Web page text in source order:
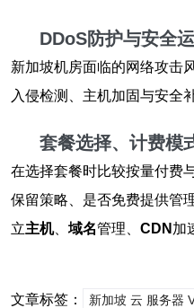
DDoS防护与安全
新加坡机房面临的网络攻击
入侵检测、主机加固与安全
套餐选择、计费模
在选择套餐时比较按量付费
保留策略、是否免费提供管
立主机、 域名管理、 CDN 加
文章标签： 新加坡 云 服务器